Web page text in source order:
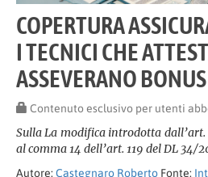
COPERTURA
I TECNICI CHE
ASSEVERANO
Contenuto esclusivo per utenti
Sulla La modifica introdotta dall’art.
al comma 14 dell’art. 119 del DL 34/
Autore: Castegnaro Roberto Fonte: